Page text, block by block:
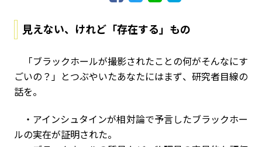
見えない、けれど「存在する」もの
「ブラックホールが撮影されたことの何がそんなにす
ごいの？」とつぶやいたあなたにはまず、研究者目線の
話を。
・アインシュタインが相対論で予言したブラックホー
ルの実在が証明された。